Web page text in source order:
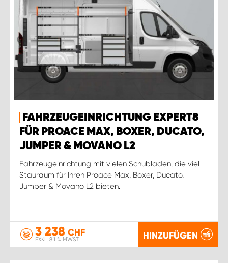
FAHRZEUGEINRICHTUNG EXPERT8
FÜR PROACE MAX, BOXER, DUCATO,
JUMPER & MOVANO L2
Fahrzeugeinrichtung mit vielen Schubladen, die viel
Stauraum für Ihren Proace Max, Boxer, Ducato,
Jumper & Movano L2 bieten.
3 238 CHF
EXKL. 8.1 % MWST. HINZUFÜGEN